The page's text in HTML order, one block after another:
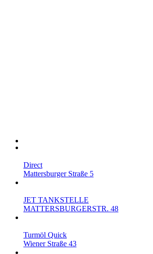
Direct
Mattersburger Straße 5
JET TANKSTELLE
MATTERSBURGERSTR. 48
Turmöl Quick
Wiener Straße 43